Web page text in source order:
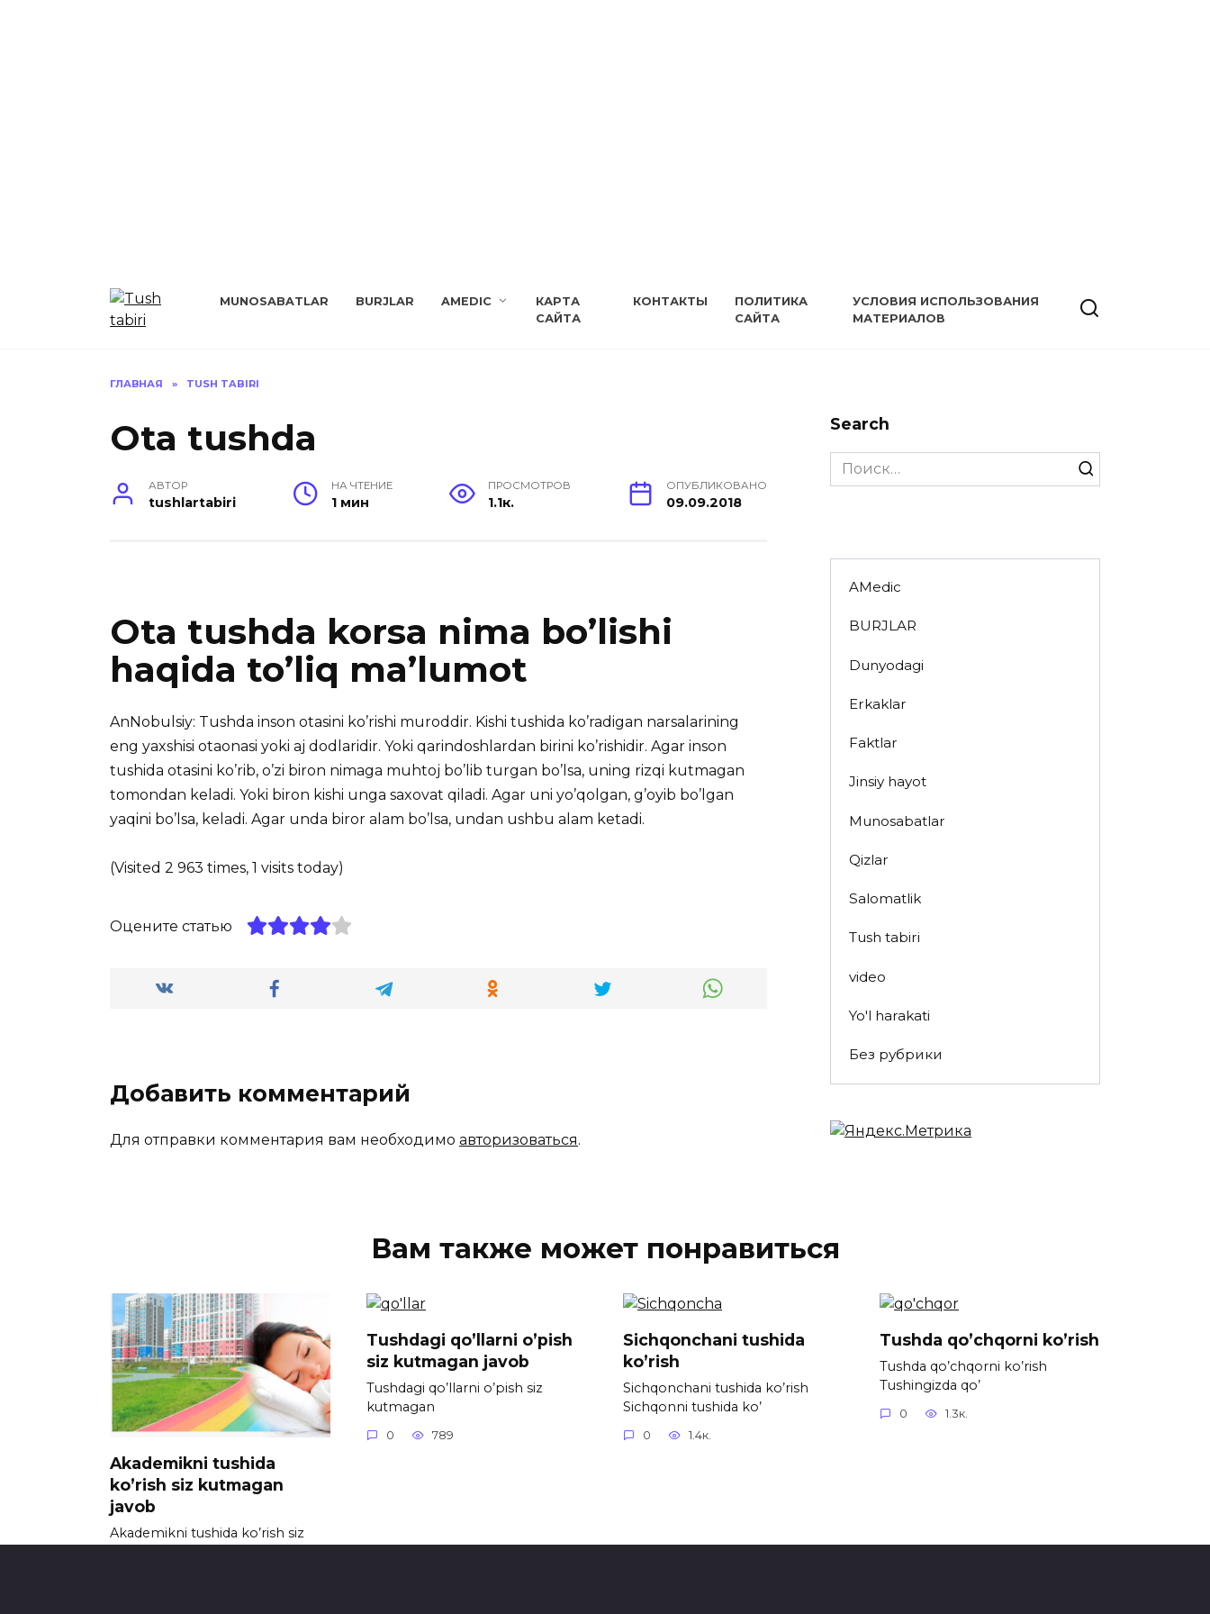
MUNOSABATLAR BURJLAR AMEDIC
КАРТА
САЙТА
КОНТАКТЫ
ПОЛИТИКА
САЙТА
УСЛОВИЯ ИСПОЛЬЗОВАНИЯ
МАТЕРИАЛОВ
ГЛАВНАЯ » TUSH TABIRI
Ota tushda
АВТОР
tushlartabiri
НА ЧТЕНИЕ
1 мин
ПРОСМОТРОВ
1.1к.
ОПУБЛИКОВАНО
09.09.2018
Ota tushda korsa nima bo’lishi
haqida to’liq ma’lumot
AnNobulsiy: Tushda inson otasini ko’rishi muroddir. Kishi tushida ko’radigan narsalarining
eng yaxshisi otaonasi yoki aj dodlaridir. Yoki qarindoshlardan birini ko’rishidir. Agar inson
tushida otasini ko’rib, o’zi biron nimaga muhtoj bo’lib turgan bo’lsa, uning rizqi kutmagan
tomondan keladi. Yoki biron kishi unga saxovat qiladi. Agar uni yo’qolgan, g’oyib bo’lgan
yaqini bo’lsa, keladi. Agar unda biror alam bo’lsa, undan ushbu alam ketadi.
(Visited 2 963 times, 1 visits today)
Оцените статью
Добавить комментарий
Для отправки комментария вам необходимо авторизоваться.
Search
Search
for:
AMedic
BURJLAR
Dunyodagi
Erkaklar
Faktlar
Jinsiy hayot
Munosabatlar
Qizlar
Salomatlik
Tush tabiri
video
Yo'l harakati
Без рубрики
Вам также может понравиться
Akademikni tushida
ko’rish siz kutmagan
javob
Akademikni tushida ko’rish siz
Tushdagi qo’llarni o’pish
siz kutmagan javob
Tushdagi qo’llarni o’pish siz
kutmagan
0 789
Sichqonchani tushida
ko’rish
Sichqonchani tushida ko’rish
Sichqonni tushida ko’
0 1.4к.
Tushda qo’chqorni ko’rish
Tushda qo’chqorni ko’rish
Tushingizda qo’
0 1.3к.